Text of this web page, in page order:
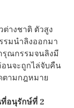
างชาติ ตัวสูง
รมนำลิงออกมา
รุณกรรมจนลิงมี
นจะถูกไล่จับคืน
ตามกฎหมาย
อนุรักษ์ที่ 2